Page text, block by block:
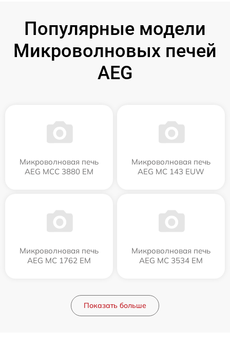
Популярные модели
Микроволновых печей
AEG
Микроволновая печь
AEG MCC 3880 EM
Микроволновая печь
AEG MC 143 EUW
Микроволновая печь
AEG MC 1762 EM
Микроволновая печь
AEG MC 3534 EM
Показать больше